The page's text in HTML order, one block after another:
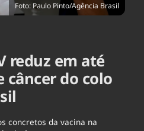
Foto: Paulo Pinto/Agência Brasil
reduz em até
câncer do colo
concretos da vacina na